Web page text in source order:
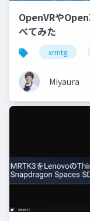
OpenVRや
べてみた
xrmtg
Miyaura